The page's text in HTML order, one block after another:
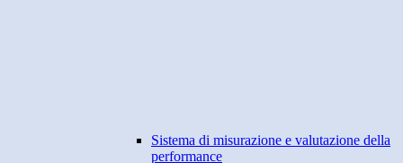
Sistema di misurazione e valutazione della
performance